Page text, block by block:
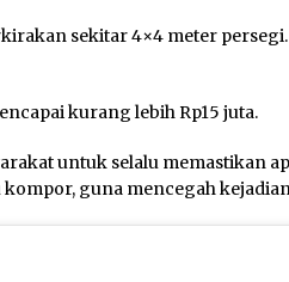
sekitar 4×4 meter
kurang lebih Rp15 juta.
untuk selalu memastikan
guna mencegah